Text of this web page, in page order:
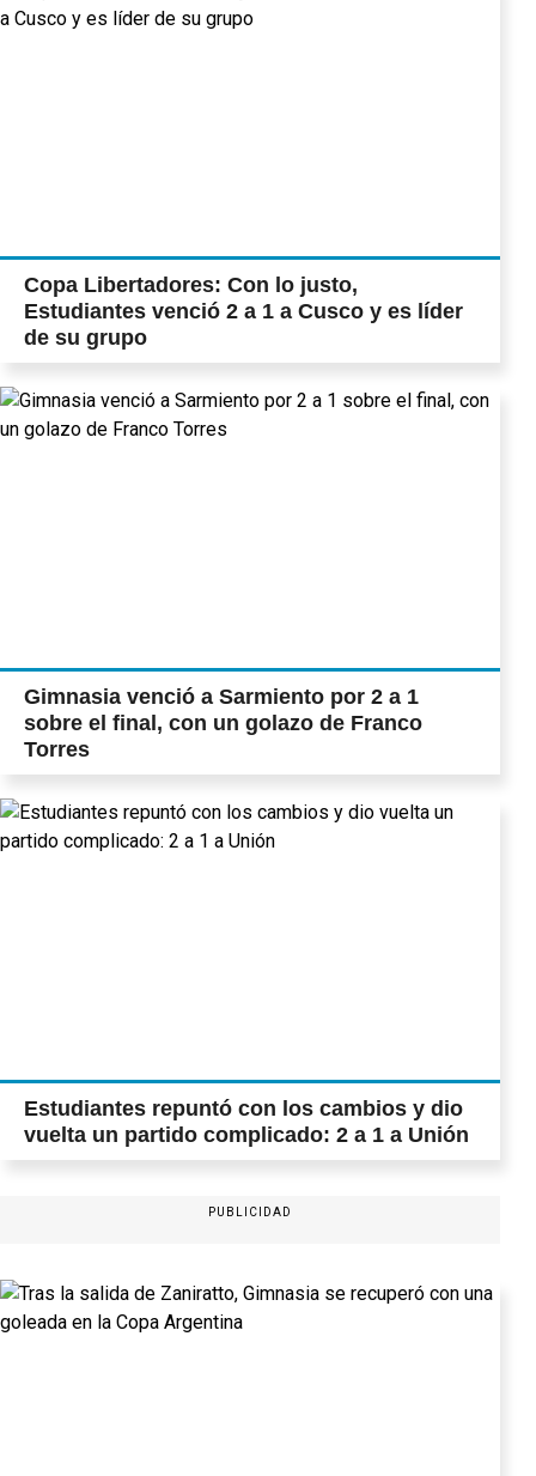
Copa Libertadores: Con lo justo,
Estudiantes venció 2 a 1 a Cusco y es líder
de su grupo
Gimnasia venció a Sarmiento por 2 a 1
sobre el final, con un golazo de Franco
Torres
Estudiantes repuntó con los cambios y dio
vuelta un partido complicado: 2 a 1 a Unión
PUBLICIDAD